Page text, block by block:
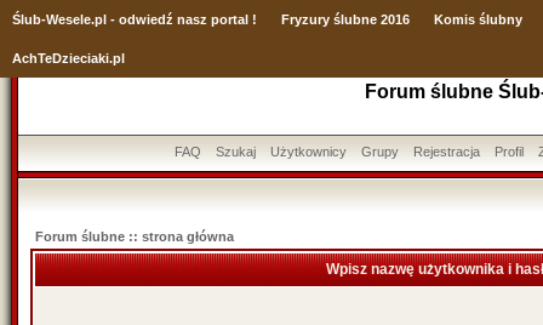
Ślub-Wesele.pl - odwiedź nasz portal ! Fryzury ślubne 2016 Komis ślubny
AchTeDzieciaki.pl
Forum ślubne
FAQ Szukaj Użytkownicy Grupy Rejestracja Profil
Forum ślubne :: strona główna
Wpisz nazwę użytkownika i